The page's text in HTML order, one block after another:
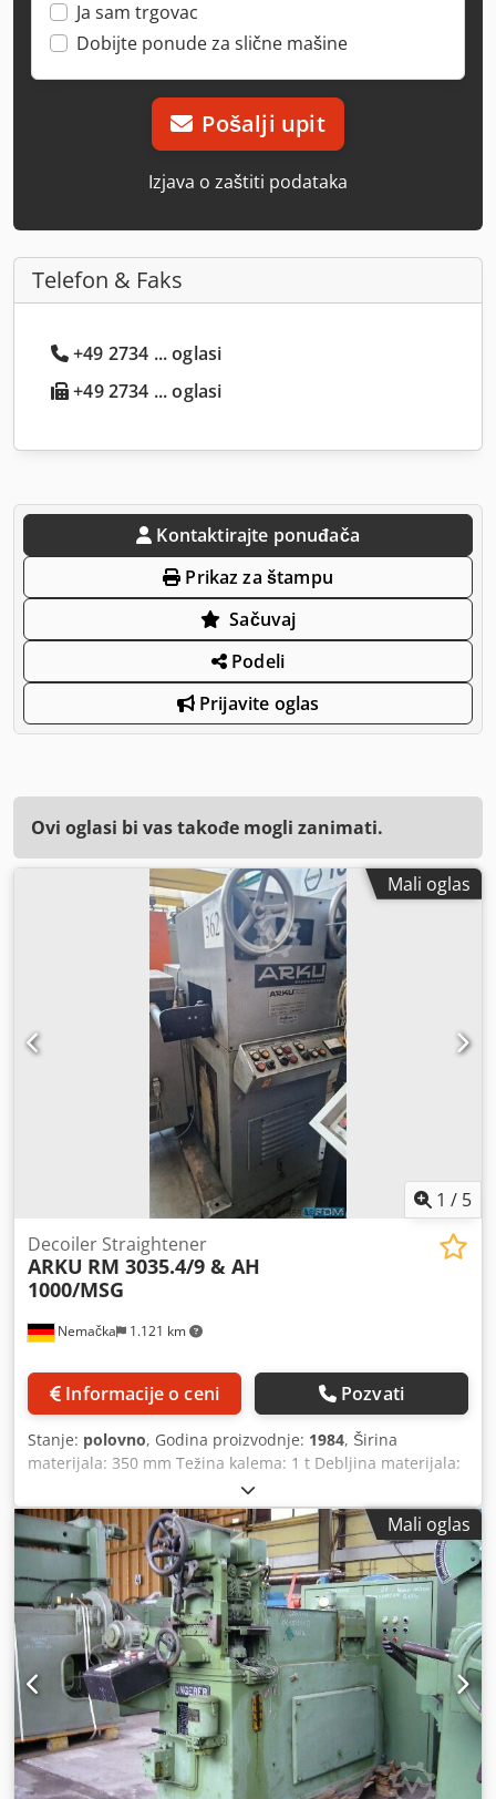
Ja sam trgovac
Dobijte ponude za slične mašine
Pošalji upit
Izjava o zaštiti podataka
Telefon & Faks
+49 2734 ... oglasi
+49 2734 ... oglasi
Kontaktirajte ponuđača
Prikaz za štampu
Sačuvaj
Podeli
Prijavite oglas
Ovi oglasi bi vas takođe mogli zanimati.
Mali oglas
1 / 5
Nemačka 1.121 km
Decoiler Straightener
ARKU RM 3035.4/9 & AH
1000/MSG
Informacije o ceni Pozvati
Stanje: polovno, Godina proizvodnje: 1984, Širina
materijala: 350 mm Težina kalema: 1 t Debljina materijala:
0, 5 - 6 mm Unutrašnji prečnik kalema: 380 - 540 mm
Spoljni prečnik kalema: 1500 mm Broj valjaka za
nivelisanje: 9 Prečnik valjka za ispravljanje: 30 mm Broj
valjaka za napajanje: 2 Težina ispravljača: 2 t Zahtev za
ispravljanje prostora (ŠkDkV): 2.0 k 2.0 k 1.9 mm Dkjdpst
Hmk Tofx Ahgor Težina koluta: 1,3 t Potreban prostor za
kolutove (ŠkDkV): 1,7 k 1,5 k 1,6 m
Mali oglas